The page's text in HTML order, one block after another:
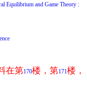
Equilibrium and Game Theory :
在第170楼，第171楼，